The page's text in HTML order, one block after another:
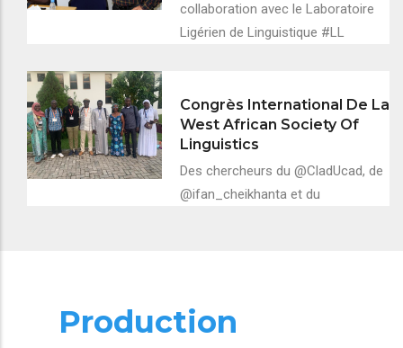
collaboration avec le Laboratoire
Ligérien de Linguistique #LL
Congrès International De La
West African Society Of
Linguistics
Des chercheurs du @CladUcad, de
@ifan_cheikhanta et du
Production